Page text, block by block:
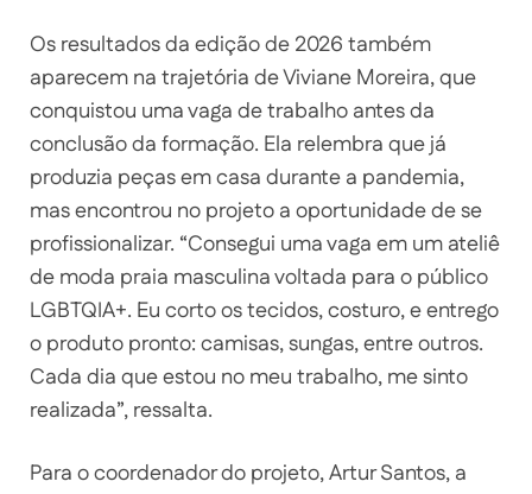
Os resultados da edição de 2026 também
aparecem na trajetória de Viviane Moreira, que
conquistou uma vaga de trabalho antes da
conclusão da formação. Ela relembra que já
produzia peças em casa durante a pandemia,
mas encontrou no projeto a oportunidade de se
profissionalizar. “Consegui uma vaga em um ateliê
de moda praia masculina voltada para o público
LGBTQIA+. Eu corto os tecidos, costuro, e entrego
o produto pronto: camisas, sungas, entre outros.
Cada dia que estou no meu trabalho, me sinto
realizada”, ressalta.
Para o coordenador do projeto, Artur Santos, a